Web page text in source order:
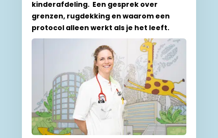
kinderafdeling. Een gesprek over
grenzen, rugdekking en waarom een
protocol alleen werkt als je het leeft.